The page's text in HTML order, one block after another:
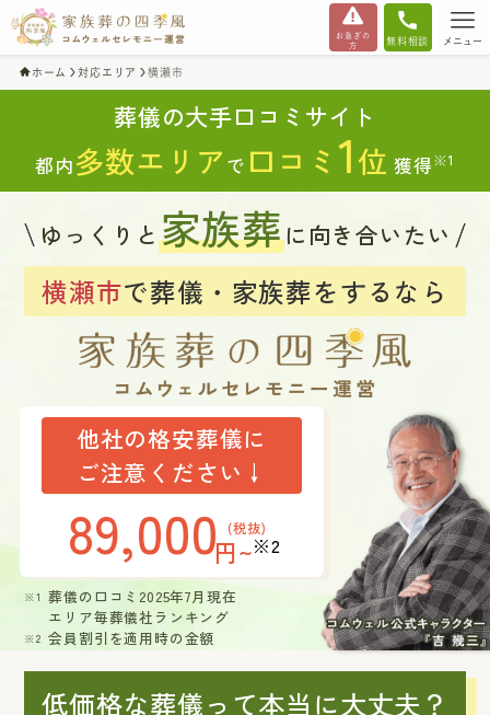
お急ぎの
方
無料相談 メニュー
ホーム 対応エリア 横瀬市
葬儀の大手口コミサイト
都内多数エリア で 口コミ 1位 獲得※1
ゆっくりと家族葬に向き合いたい
横瀬市で葬儀・家族葬をするなら
他社の格安葬儀に
ご注意ください↓
89,000 (税抜)
円~※2
葬儀の口コミ2025年7月現在
エリア毎葬儀社ランキング
会員割引を適用時の金額
低価格な葬儀って本当に大丈夫？